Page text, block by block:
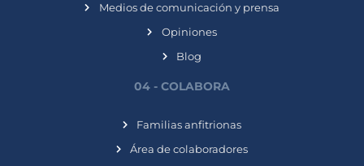
Medios de comunicación y prensa
Opiniones
Blog
04 - COLABORA
Familias anfitrionas
Área de colaboradores